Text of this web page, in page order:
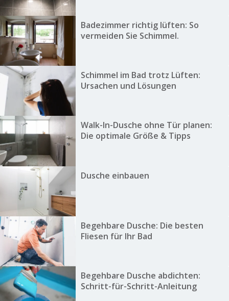
Badezimmer richtig lüften: So
vermeiden Sie Schimmel.
Schimmel im Bad trotz Lüften:
Ursachen und Lösungen
Walk-In-Dusche ohne Tür planen:
Die optimale Größe & Tipps
Dusche einbauen
Begehbare Dusche: Die besten
Fliesen für Ihr Bad
Begehbare Dusche abdichten:
Schritt-für-Schritt-Anleitung